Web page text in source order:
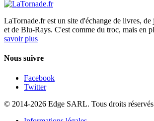
LaTornade.frest un site d'échange de livres,
et de Blu-Rays. C'est comme du troc, mais en
savoir plus
Nous suivre
Facebook
Twitter
© 2014-2026 Edge SARL. Tous droits